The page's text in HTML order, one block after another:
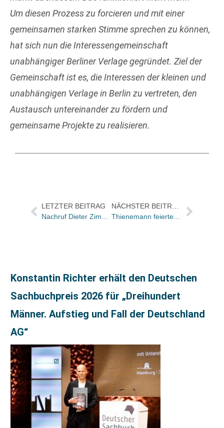
Um diesen Prozess zu forcieren und mit einer
gemeinsamen starken Stimme sprechen zu können,
hat sich nun die Interessengemeinschaft
unabhängiger Berliner Verlage gegründet. Ziel der
Gemeinschaft ist es, die Interessen der kleinen und
unabhängigen Verlage in Berlin zu vertreten, den
Austausch untereinander zu fördern und
gemeinsame Projekte zu realisieren.
LETZTER BEITRAG
Nachruf Dieter Zimmer
NÄCHSTER BEITRAG
Thienemann feierte 175. Jubiläum
Konstantin Richter erhält den Deutschen
Sachbuchpreis 2026 für „Dreihundert
Männer. Aufstieg und Fall der Deutschland
AG“